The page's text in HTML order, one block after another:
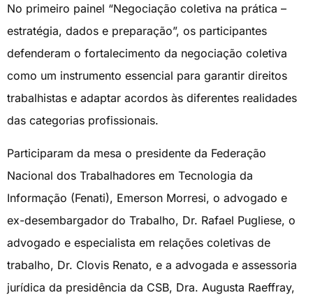
No primeiro painel “Negociação coletiva na prática –
estratégia, dados e preparação”, os participantes
defenderam o fortalecimento da negociação coletiva
como um instrumento essencial para garantir direitos
trabalhistas e adaptar acordos às diferentes realidades
das categorias profissionais.
Participaram da mesa o presidente da Federação
Nacional dos Trabalhadores em Tecnologia da
Informação (Fenati), Emerson Morresi, o advogado e
ex-desembargador do Trabalho, Dr. Rafael Pugliese, o
advogado e especialista em relações coletivas de
trabalho, Dr. Clovis Renato, e a advogada e assessoria
jurídica da presidência da CSB, Dra. Augusta Raeffray,